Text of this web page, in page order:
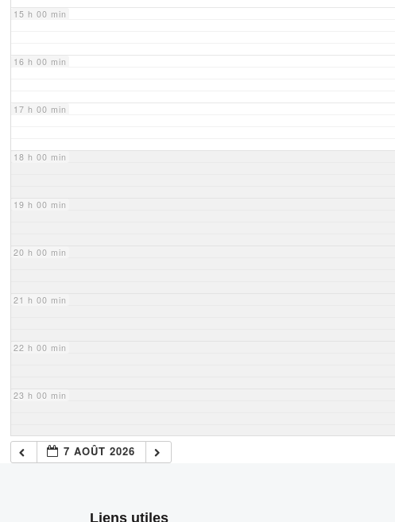
15 h 00 min
16 h 00 min
17 h 00 min
18 h 00 min
19 h 00 min
20 h 00 min
21 h 00 min
22 h 00 min
23 h 00 min
7 AOÛT 2026
Liens utiles